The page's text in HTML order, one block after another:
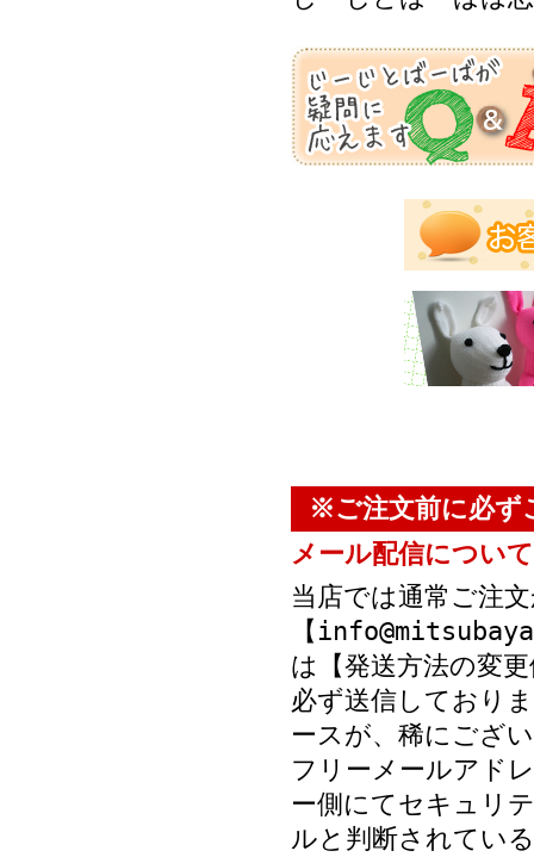
※ご注文前に必ず
メール配信につい
当店では通常ご注
【
は【発送方法の変
必ず送信しており
ースが、稀にござ
フリーメールアド
ー側にてセキュリ
ルと判断されてい